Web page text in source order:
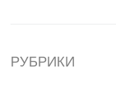
РУБРИКИ